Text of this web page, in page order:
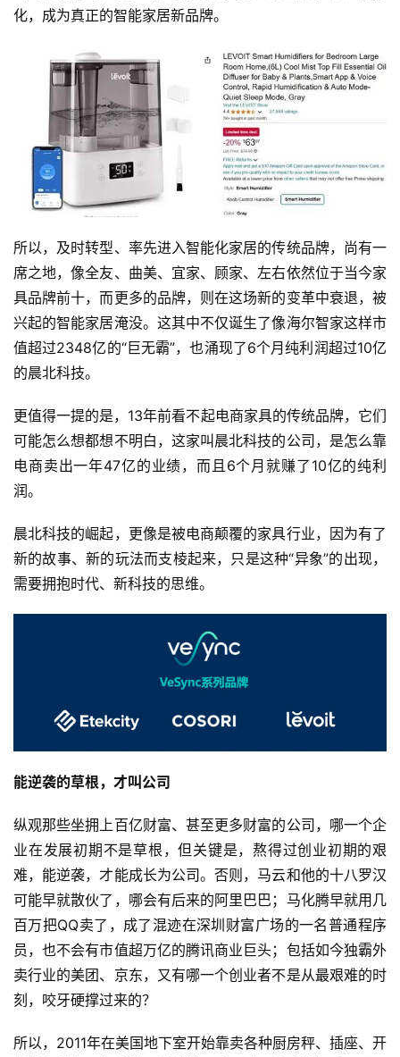
化，成为真正的智能家居新品牌。
所以，及时转型、率先进入智能化家居的传统品牌，尚有一
席之地，像全友、曲美、宜家、顾家、左右依然位于当今家
具品牌前十，而更多的品牌，则在这场新的变革中衰退，被
兴起的智能家居淹没。这其中不仅诞生了像海尔智家这样市
值超过2348亿的“巨无霸”，也涌现了6个月纯利润超过10亿
的晨北科技。
更值得一提的是，13年前看不起电商家具的传统品牌，它们
可能怎么想都想不明白，这家叫晨北科技的公司，是怎么靠
电商卖出一年47亿的业绩，而且6个月就赚了10亿的纯利
润。
晨北科技的崛起，更像是被电商颠覆的家具行业，因为有了
新的故事、新的玩法而支棱起来，只是这种“异象”的出现，
需要拥抱时代、新科技的思维。
能逆袭的草根，才叫公司
纵观那些坐拥上百亿财富、甚至更多财富的公司，哪一个企
业在发展初期不是草根，但关键是，熬得过创业初期的艰
难，能逆袭，才能成长为公司。否则，马云和他的十八罗汉
可能早就散伙了，哪会有后来的阿里巴巴；马化腾早就用几
百万把QQ卖了，成了混迹在深圳财富广场的一名普通程序
员，也不会有市值超万亿的腾讯商业巨头；包括如今独霸外
卖行业的美团、京东，又有哪一个创业者不是从最艰难的时
刻，咬牙硬撑过来的？
所以，2011年在美国地下室开始靠卖各种厨房秤、插座、开